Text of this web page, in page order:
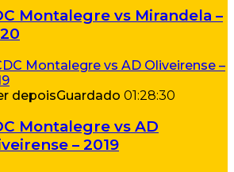
Montalegre vs Mirandela –
depoisGuardado 01:28:30
Montalegre vs AD
– 2019